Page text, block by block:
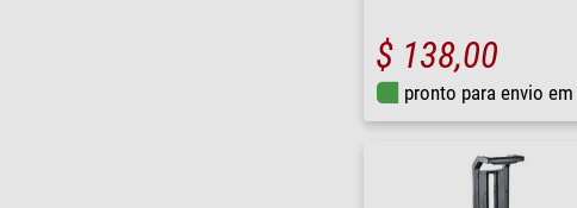
$ 138,00
pronto para envio em